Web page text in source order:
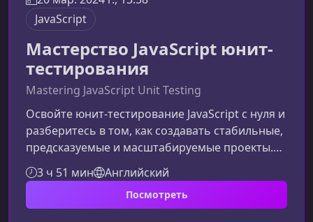
JavaScript
Мастерство JavaScript юнит-
тестирования
Mastering JavaScript Unit Testing
Освойте юнит‑тестирование JavaScript с нуля и
разберитесь в том, как создавать стабильные,
предсказуемые и масштабируемые проекты.
Этот курс превращает сложные концепции
тестирования в понятный, структурированный
путь, который легко пройти даже новичку. Вы
3 ч 51 мин Английский
Посмотреть